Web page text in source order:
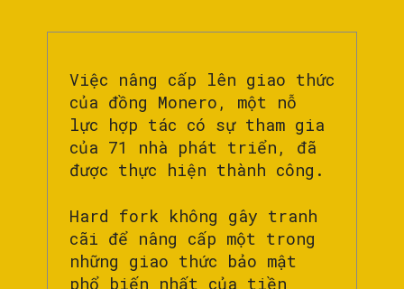
Việc nâng cấp lên giao thức
của đồng Monero, một nỗ
lực hợp tác có sự tham gia
của 71 nhà phát triển, đã
được thực hiện thành công.
Hard fork không gây tranh
cãi để nâng cấp một trong
những giao thức bảo mật
phổ biến nhất của tiền